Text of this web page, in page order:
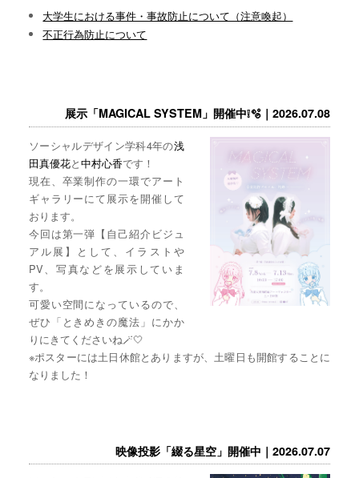
大学生における事件・事故防止について（注意喚起）
不正行為防止について
展示「MAGICAL SYSTEM」開催中❕🫧｜2026.07.08
ソーシャルデザイン学科4年の浅
田真優花と中村心香です！
現在、卒業制作の一環でアート
ギャラリーにて展示を開催して
おります。
今回は第一弾【自己紹介ビジュ
アル展】として、イラストや
PV、写真などを展示していま
す。
可愛い空間になっているので、
ぜひ「ときめきの魔法」にかか
りにきてくださいね🪄🤍
※ポスターには土日休館とありますが、土曜日も開館することに
なりました！
映像投影「綴る星空」開催中｜2026.07.07